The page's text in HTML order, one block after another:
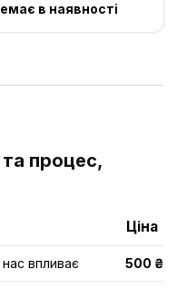
в наявності
та процес,
Ціна
впливає 500 ₴